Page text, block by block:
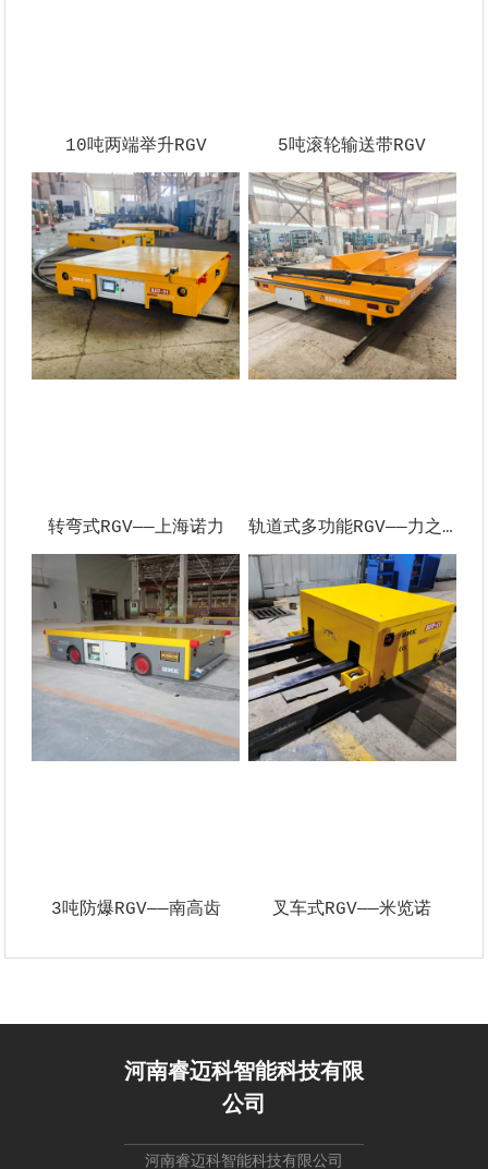
10吨两端举升RGV 5吨滚轮输送带RGV
转弯式RGV——上海诺力 轨道式多功能RGV——力之杰
3吨防爆RGV——南高齿 叉车式RGV——米览诺
河南睿迈科智能科技有限
公司
河南睿迈科智能科技有限公司